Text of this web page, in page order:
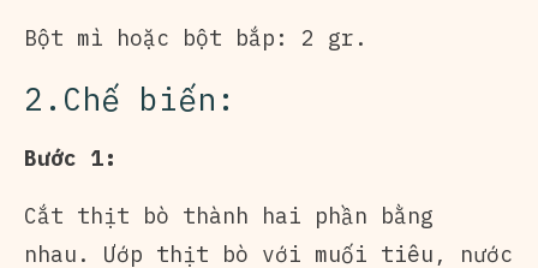
Bột mì hoặc bột bắp: 2 gr.
2.Chế biến:
Bước 1:
Cắt thịt bò thành hai phần bằng
nhau. Ướp thịt bò với muối tiêu, nước